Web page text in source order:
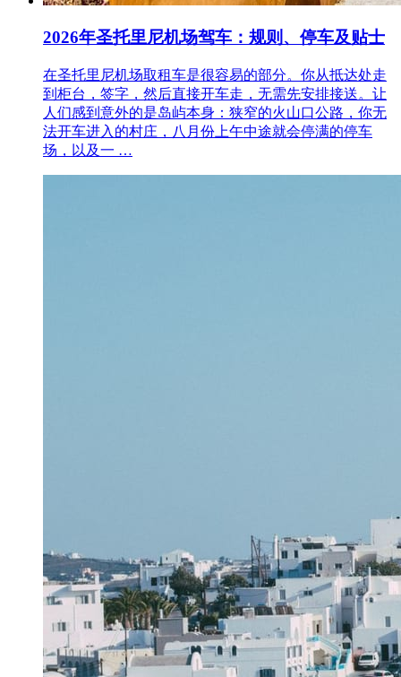
2026年圣托里尼机场驾车：规则、停车及贴士
在圣托里尼机场取租车是很容易的部分。你从抵达处走
到柜台，签字，然后直接开车走，无需先安排接送。让
人们感到意外的是岛屿本身：狭窄的火山口公路，你无
法开车进入的村庄，八月份上午中途就会停满的停车
场，以及一 …